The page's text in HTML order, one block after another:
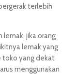
terlebih
lemak, jika orang
lemak yang
toko yang dekat
menggunakan